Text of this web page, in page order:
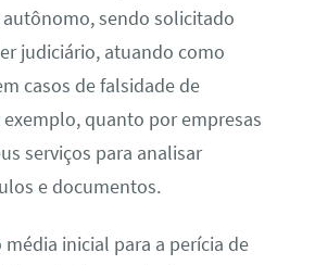
sendo solicitado
judiciário, atuando como
casos de falsidade de
quanto por empresas
serviços para analisar
e documentos.
média inicial para a perícia de